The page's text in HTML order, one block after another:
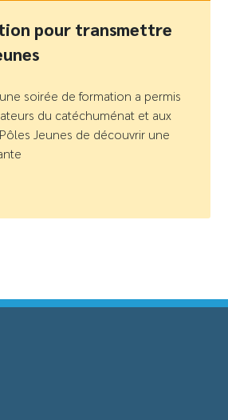
pour transmettre
soirée de formation a permis
du catéchuménat et aux
Jeunes de découvrir une